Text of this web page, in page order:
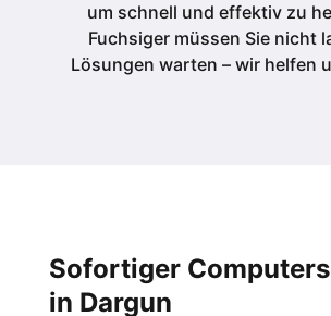
um schnell und effektiv zu
Fuchsiger müssen Sie nicht
Lösungen warten – wir helfen
Sofortiger
in Dargun